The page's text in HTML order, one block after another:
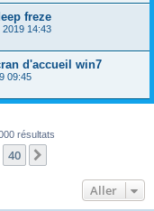
freze
2019 14:43
d'accueil win7
09:45
résultats
40
Aller